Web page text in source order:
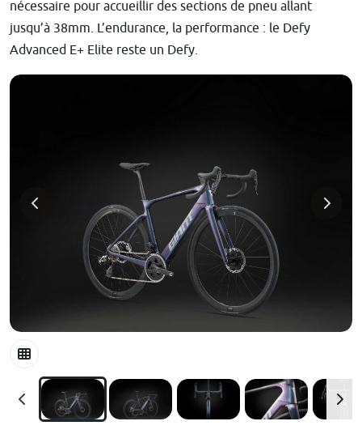
nécessaire pour accueillir des sections de pneu allant
jusqu’à 38mm. L’endurance, la performance : le Defy
Advanced E+ Elite reste un Defy.